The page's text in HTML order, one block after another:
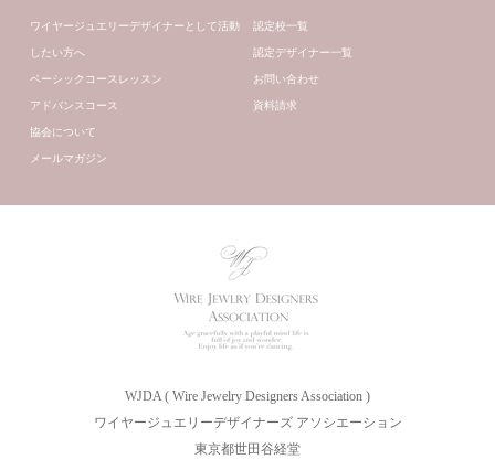
ワイヤージュエリーデザイナーとして活動
したい方へ
ベーシックコースレッスン
アドバンスコース
協会について
メールマガジン
認定校一覧
認定デザイナー一覧
お問い合わせ
資料請求
WJDA ( Wire Jewelry Designers Association )
ワイヤージュエリーデザイナーズ アソシエーション
東京都世田谷経堂